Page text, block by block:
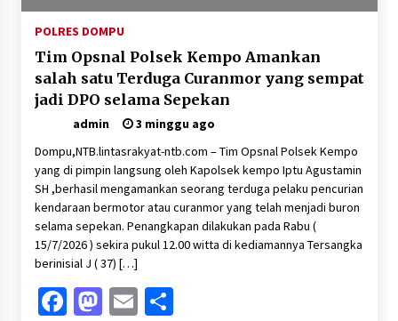
POLRES DOMPU
Tim Opsnal Polsek Kempo Amankan
salah satu Terduga Curanmor yang sempat
jadi DPO selama Sepekan
admin
3 minggu ago
Dompu,NTB.lintasrakyat-ntb.com – Tim Opsnal Polsek Kempo
yang di pimpin langsung oleh Kapolsek kempo Iptu Agustamin
SH ,berhasil mengamankan seorang terduga pelaku pencurian
kendaraan bermotor atau curanmor yang telah menjadi buron
selama sepekan. Penangkapan dilakukan pada Rabu (
15/7/2026 ) sekira pukul 12.00 witta di kediamannya Tersangka
berinisial J ( 37) […]
Facebook
Mastodon
EmailShare